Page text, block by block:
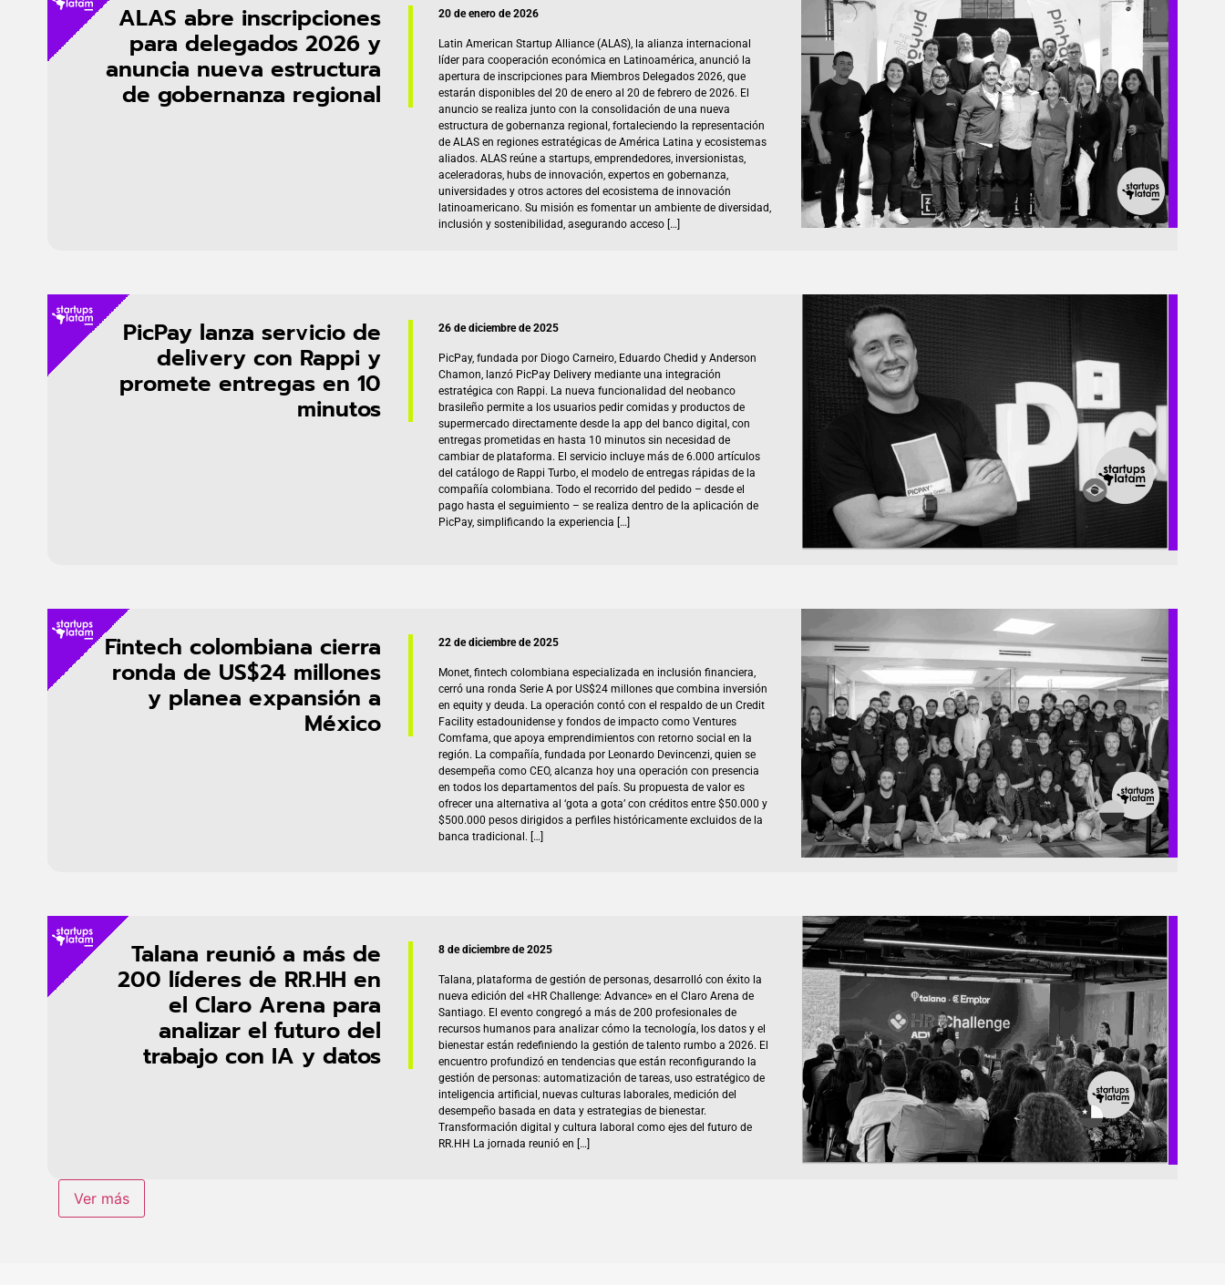
ALAS abre inscripciones
para delegados 2026 y
anuncia nueva estructura
de gobernanza regional
20 de enero de 2026
Latin American Startup Alliance (ALAS), la alianza internacional
líder para cooperación económica en Latinoamérica, anunció la
apertura de inscripciones para Miembros Delegados 2026, que
estarán disponibles del 20 de enero al 20 de febrero de 2026. El
anuncio se realiza junto con la consolidación de una nueva
estructura de gobernanza regional, fortaleciendo la representación
de ALAS en regiones estratégicas de América Latina y ecosistemas
aliados. ALAS reúne a startups, emprendedores, inversionistas,
aceleradoras, hubs de innovación, expertos en gobernanza,
universidades y otros actores del ecosistema de innovación
latinoamericano. Su misión es fomentar un ambiente de diversidad,
inclusión y sostenibilidad, asegurando acceso […]
PicPay lanza servicio de
delivery con Rappi y
promete entregas en 10
minutos
26 de diciembre de 2025
PicPay, fundada por Diogo Carneiro, Eduardo Chedid y Anderson
Chamon, lanzó PicPay Delivery mediante una integración
estratégica con Rappi. La nueva funcionalidad del neobanco
brasileño permite a los usuarios pedir comidas y productos de
supermercado directamente desde la app del banco digital, con
entregas prometidas en hasta 10 minutos sin necesidad de
cambiar de plataforma. El servicio incluye más de 6.000 artículos
del catálogo de Rappi Turbo, el modelo de entregas rápidas de la
compañía colombiana. Todo el recorrido del pedido – desde el
pago hasta el seguimiento – se realiza dentro de la aplicación de
PicPay, simplificando la experiencia […]
Fintech colombiana cierra
ronda de US$24 millones
y planea expansión a
México
22 de diciembre de 2025
Monet, fintech colombiana especializada en inclusión financiera,
cerró una ronda Serie A por US$24 millones que combina inversión
en equity y deuda. La operación contó con el respaldo de un Credit
Facility estadounidense y fondos de impacto como Ventures
Comfama, que apoya emprendimientos con retorno social en la
región. La compañía, fundada por Leonardo Devincenzi, quien se
desempeña como CEO, alcanza hoy una operación con presencia
en todos los departamentos del país. Su propuesta de valor es
ofrecer una alternativa al ‘gota a gota’ con créditos entre $50.000 y
$500.000 pesos dirigidos a perfiles históricamente excluidos de la
banca tradicional. […]
Talana reunió a más de
200 líderes de RR.HH en
el Claro Arena para
analizar el futuro del
trabajo con IA y datos
8 de diciembre de 2025
Talana, plataforma de gestión de personas, desarrolló con éxito la
nueva edición del «HR Challenge: Advance» en el Claro Arena de
Santiago. El evento congregó a más de 200 profesionales de
recursos humanos para analizar cómo la tecnología, los datos y el
bienestar están redefiniendo la gestión de talento rumbo a 2026. El
encuentro profundizó en tendencias que están reconfigurando la
gestión de personas: automatización de tareas, uso estratégico de
inteligencia artificial, nuevas culturas laborales, medición del
desempeño basada en data y estrategias de bienestar.
Transformación digital y cultura laboral como ejes del futuro de
RR.HH La jornada reunió en […]
Ver más